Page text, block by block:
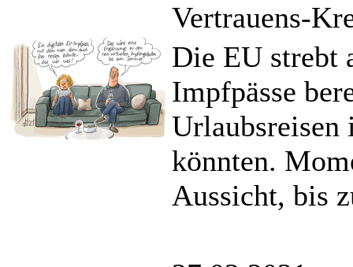
Vertrauens-
Die EU strebt
Impfpässe
Urlaubsreisen
könnten.
Aussicht, bis